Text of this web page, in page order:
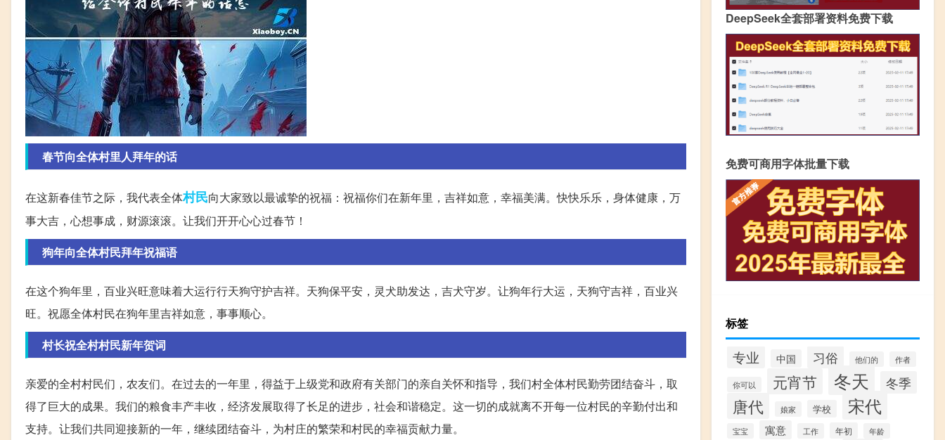
春节向全体村里人拜年的话
在这新春佳节之际，我代表全体村民向大家致以最诚挚的祝福：祝福你们在新年里，吉祥如意，幸福美满。快快乐乐，身体健康，万
事大吉，心想事成，财源滚滚。让我们开开心心过春节！
狗年向全体村民拜年祝福语
在这个狗年里，百业兴旺意味着大运行行天狗守护吉祥。天狗保平安，灵犬助发达，吉犬守岁。让狗年行大运，天狗守吉祥，百业兴
旺。祝愿全体村民在狗年里吉祥如意，事事顺心。
村长祝全村村民新年贺词
亲爱的全村村民们，农友们。在过去的一年里，得益于上级党和政府有关部门的亲自关怀和指导，我们村全体村民勤劳团结奋斗，取
得了巨大的成果。我们的粮食丰产丰收，经济发展取得了长足的进步，社会和谐稳定。这一切的成就离不开每一位村民的辛勤付出和
支持。让我们共同迎接新的一年，继续团结奋斗，为村庄的繁荣和村民的幸福贡献力量。
DeepSeek全套部署资料免费下载
免费可商用字体批量下载
标签
专业 中国 习俗 他们的 作者
你可以 元宵节 冬天 冬季
唐代 娘家 学校 宋代
宝宝 寓意 工作 年初 年龄